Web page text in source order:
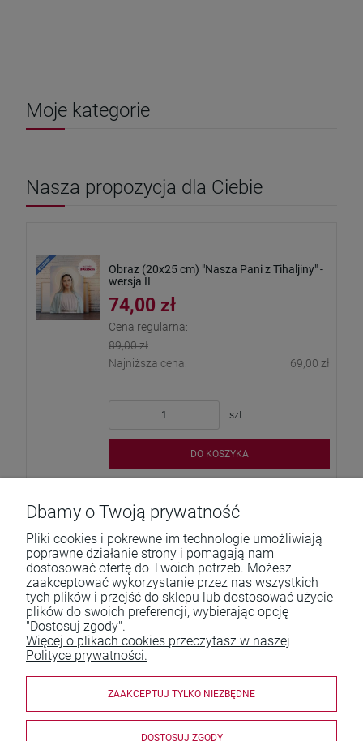
Moje kategorie
Nasza propozycja dla Ciebie
Obraz (20x25 cm) "Nasza Pani z Tihaljiny" -
wersja II
74,00 zł
Cena regularna:
89,00 zł
Najniższa cena:
69,00 zł
szt.
DO KOSZYKA
Pomoc
Płatności i dostawa
Informacje
O nas
Dbamy o Twoją prywatność
Pliki cookies i pokrewne im technologie umożliwiają
poprawne działanie strony i pomagają nam
dostosować ofertę do Twoich potrzeb. Możesz
zaakceptować wykorzystanie przez nas wszystkich
tych plików i przejść do sklepu lub dostosować użycie
plików do swoich preferencji, wybierając opcję
"Dostosuj zgody".
Więcej o plikach cookies przeczytasz w naszej
Polityce prywatności.
ZAAKCEPTUJ TYLKO NIEZBĘDNE
DOSTOSUJ ZGODY